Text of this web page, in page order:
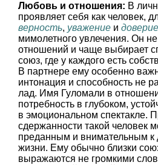
Любовь и отношения: В
проявляет себя как человек,
верность, уважение и доверие
мимолетного увлечения. Он
отношений и чаще выбирает
союз, где у каждого есть
В партнере ему особенно
интонация и способность не
лад. Имя Гуломали в
потребность в глубоком,
в эмоциональном спектакле.
сдержанности такой человек
преданным и внимательным к
жизни. Ему обычно близки
выражаются не громкими